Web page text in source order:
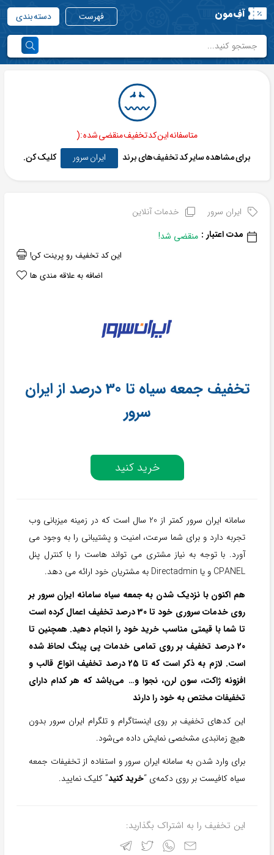
آفِ‌مون فهرست دسته بندی
متاسفانه این کد تخفیف منقضی شده :(
برای مشاهده سایر کد تخفیف‌های برند
ایران سرور کلیک کن.
ایران سرور
خدمات آنلاین
مدت اعتبار : منقضی شد!
این کد تخفیف رو پرینت کن!
اضافه به علاقه مندی ها
تخفیف جمعه سیاه تا 30 درصد از ایران
سرور
خرید کنید
سامانه ایران سرور کمتر از 20 سال است که در زمینه میزبانی وب
تجربه دارد و برای شما سرعت، امنیت و پشتیبانی را به وجود می
آورد. با توجه به نیاز مشتری می تواند هاست را با کنترل پنل
CPANEL و یا Directadmin به مشتریان خود ارائه می دهد.
هم اکنون با نزدیک شدن به جمعه سیاه سامانه ایران سرور بر
روی خدمات سروری خود تا 30 درصد تخفیف اعمال کرده است
تا شما با قیمتی مناسب خرید خود را انجام دهید. همچنین تا
20 درصد تخفیف بر روی تمامی خدمات پی پینگ لحاظ شده
است. لازم به ذکر است که تا 25 درصد تخفیف انواع قالب و
افزونه ژاکت، سون لرن، نجوا و… می‌باشد که هر کدام دارای
تخفیفات مختص به خود را دارند
این کدهای تخفیف بر روی اینستاگرام و تلگرام ایران سرور بدون
هیچ زمانبدی مشخصی نمایش داده می‌شود.
برای وارد شدن به سامانه ایران سرور و استفاده از تخفیفات جمعه
سیاه کافیست بر روی دکمه‌ی “خرید کنید” کلیک نمایید.
این تخفیف را به اشتراک بگذارید: